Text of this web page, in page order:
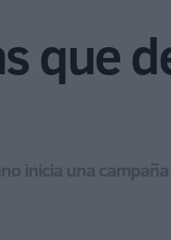
que
inicia una